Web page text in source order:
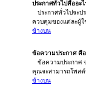
ประกาศทั่วไปคืออะไ
ประกาศทั่วไปจะป
ควบคุมของแต่ละผู้ใ
ข้างบน
ข้อความประกาศ คือ
ข้อความประกาศ
คุณจะสามารถโพส
ข้างบน